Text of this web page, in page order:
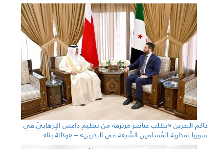
حاكم البحرين «يطلب عناصر مرتزقة من تنظيم داعش الإرهابيّ في
سوريا لمحاربة المُسلمين الشّيعة في البحرين» – «وكالة بنا»